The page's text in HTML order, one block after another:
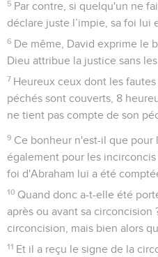
5 Par contre, si quelqu'un ne
déclare juste l’impie, sa foi lui
6 De même, David exprime le
Dieu attribue la justice sans
7 Heureux ceux dont les
péchés sont couverts, 8
ne tient pas compte de son
9 Ce bonheur n'est-il que pour
également pour les
foi d'Abraham lui a été
10 Quand donc a-t-elle été
après ou avant sa circoncision
circoncision, mais bien alors
11 Et il a reçu le signe de la